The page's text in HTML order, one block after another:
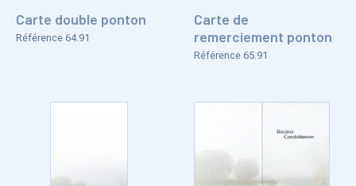
Carte double ponton
Référence 64.91
Carte de
remerciement ponton
Référence 65.91